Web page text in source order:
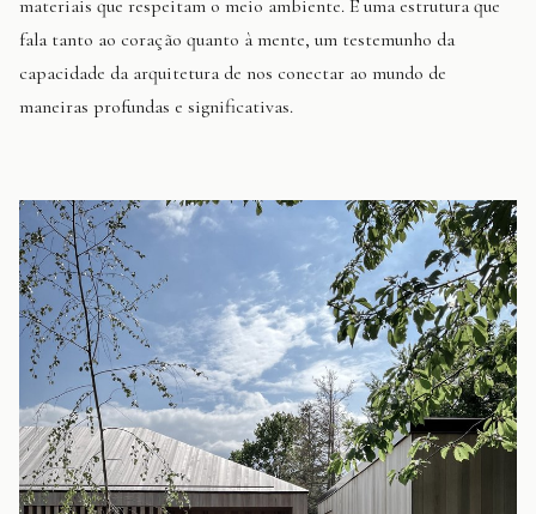
materiais que respeitam o meio ambiente. É uma estrutura que
fala tanto ao coração quanto à mente, um testemunho da
capacidade da arquitetura de nos conectar ao mundo de
maneiras profundas e significativas.